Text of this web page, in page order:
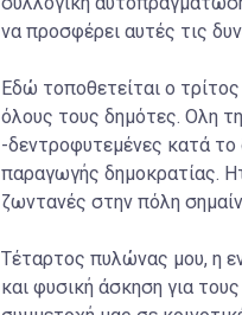
να προσφέρει αυτές τις
Εδώ τοποθετείται ο
όλους τους δημότες. Ολη
-δεντροφυτεμένες κατά
παραγωγής δημοκρατίας.
ζωντανές στην πόλη
Τέταρτος πυλώνας μου, η
και φυσική άσκηση για